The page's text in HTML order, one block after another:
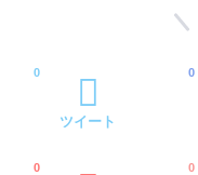
ツイート
0 0
0 0